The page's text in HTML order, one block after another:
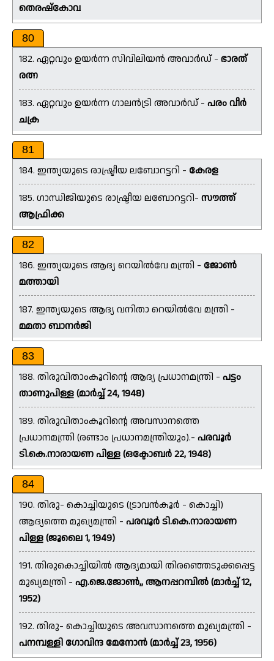
തെരഷ്കോവ
80
182. ഏറ്റവും ഉയർന്ന സിവിലിയൻ അവാർഡ് - ഭാരത്
രത്ന
183. ഏറ്റവും ഉയർന്ന ഗാലൻട്രി അവാർഡ് - പരം വീർ
ചക്ര
81
184. ഇന്ത്യയുടെ രാഷ്ട്രീയ ലബോറട്ടറി - കേരള
185. ഗാന്ധിജിയുടെ രാഷ്ട്രീയ ലബോറട്ടറി- സൗത്ത്
ആഫ്രിക്ക
82
186. ഇന്ത്യയുടെ ആദ്യ റെയിൽവേ മന്ത്രി - ജോൺ
മത്തായി
187. ഇന്ത്യയുടെ ആദ്യ വനിതാ റെയിൽവേ മന്ത്രി -
മമതാ ബാനർജി
83
188. തിരുവിതാംകൂറിന്റെ ആദ്യ പ്രധാനമന്ത്രി - പട്ടം
താണുപിള്ള (മാർച്ച് 24, 1948)
189. തിരുവിതാംകൂറിന്റെ അവസാനത്തെ
പ്രധാനമന്ത്രി (രണ്ടാം പ്രധാനമന്ത്രിയും).- പരവൂർ
ടി.കെ.നാരായണ പിള്ള (ഒക്ടോബർ 22, 1948)
84
190. തിരു- കൊച്ചിയുടെ (ട്രാവൻകൂർ - കൊച്ചി)
ആദ്യത്തെ മുഖ്യമന്ത്രി - പരവൂർ ടി.കെ.നാരായണ
പിള്ള (ജൂലൈ 1, 1949)
191. തിരുകൊച്ചിയിൽ ആദ്യമായി തിരഞ്ഞെടുക്കപ്പെട്ട
മുഖ്യമന്ത്രി - എ.ജെ.ജോൺ,, ആനപ്പറമ്പിൽ (മാർച്ച് 12,
1952)
192. തിരു- കൊച്ചിയുടെ അവസാനത്തെ മുഖ്യമന്ത്രി -
പനമ്പള്ളി ഗോവിന്ദ മേനോൻ (മാർച്ച് 23, 1956)